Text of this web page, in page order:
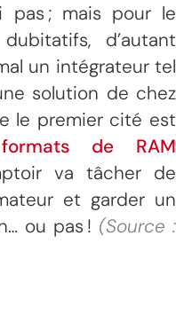
pas ; mais pour le
d’autant
un intégrateur tel
solution de chez
le premier cité est
de RAM
va tâcher de
et garder un
ou pas ! (Source :